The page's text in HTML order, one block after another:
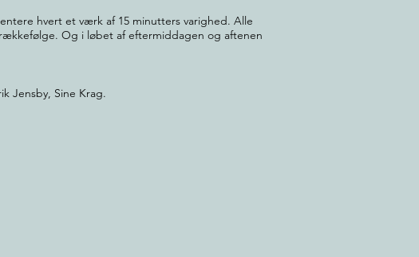
hvert et værk af 15 minutters varighed. Alle
Og i løbet af eftermiddagen og aftenen
Jensby, Sine Krag.